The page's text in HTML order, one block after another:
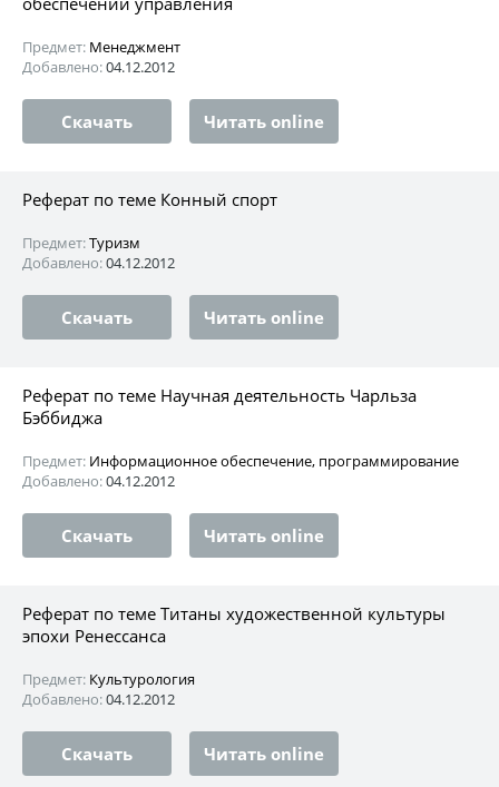
Предмет: Менеджмент
Добавлено:04.12.2012
Скачать Читать online
Реферат по теме Конный спорт
Предмет:Туризм
Добавлено:04.12.2012
Скачать Читать online
Реферат по теме Научная деятельность Чарльза
Бэббиджа
Предмет: Информационное обеспечение, программирование
Добавлено:04.12.2012
Скачать Читать online
Реферат по теме Титаны художественной культуры
эпохи Ренессанса
Предмет: Культурология
Добавлено:04.12.2012
Скачать Читать online